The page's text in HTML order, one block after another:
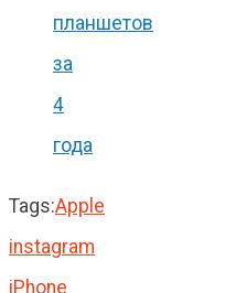
планшетов
за
4
года
Tags:Apple
instagram
iPhone